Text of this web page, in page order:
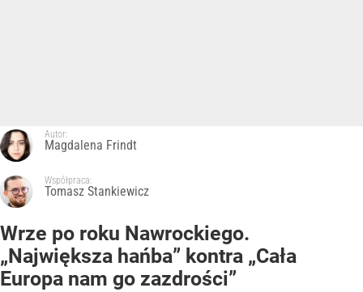
Autor:
Magdalena Frindt
Współpraca:
Tomasz Stankiewicz
Wrze po roku Nawrockiego.
„Największa hańba” kontra „Cała
Europa nam go zazdrości”